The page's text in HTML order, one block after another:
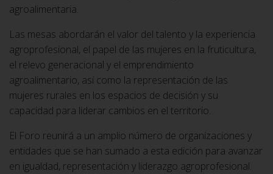
agroalimentaria.
Las mesas abordarán el valor del talento y la experiencia
agroprofesional, el papel de las mujeres en la fruticultura,
el relevo generacional y el emprendimiento
agroalimentario, así como la representación de las
mujeres rurales en los espacios de decisión y su
capacidad para liderar cambios en el territorio.
El Foro reunirá a un amplio número de organizaciones y
entidades que se han sumado a esta edición para avanzar
en igualdad, representación y liderazgo agroprofesional.